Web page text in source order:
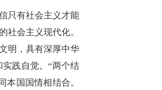
只有社会主义才能
社会主义现代化。
明，具有深厚中华
践自觉。“两个结
国国情相结合。